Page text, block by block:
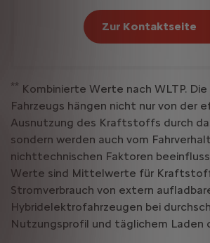
Zur Kontaktseite
** Kombinierte Werte nach WLTP.
Fahrzeugs hängen nicht nur von der
Ausnutzung des Kraftstoffs durch
sondern werden auch vom
nichttechnischen Faktoren
Werte sind Mittelwerte für
Stromverbrauch von extern
Hybridelektrofahrzeugen bei
Nutzungsprofil und täglichem Laden